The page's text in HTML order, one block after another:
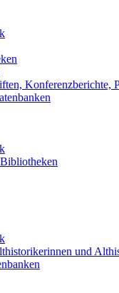
Konferenzberichte,
und